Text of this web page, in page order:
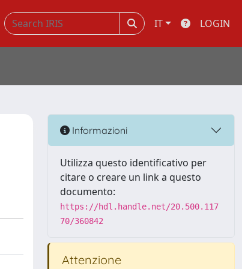
IT LOGIN
Informazioni
Utilizza questo identificativo per
citare o creare un link a questo
documento:
https://hdl.handle.net/20.500.117
70/360842
Attenzione